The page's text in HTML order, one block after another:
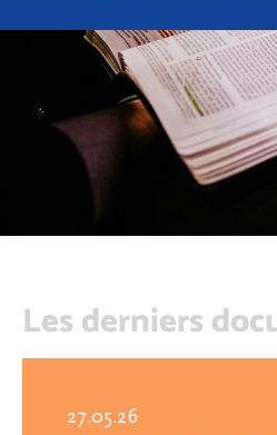
Les derniers
27.05.26